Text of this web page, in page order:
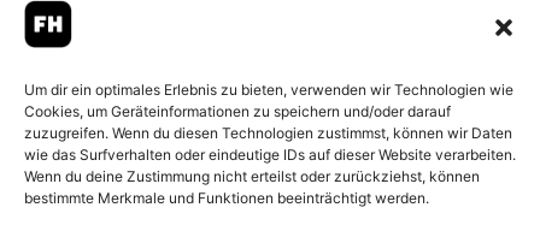
Um dir ein optimales Erlebnis zu bieten, verwenden wir Technologien wie
Cookies, um Geräteinformationen zu speichern und/oder darauf
zuzugreifen. Wenn du diesen Technologien zustimmst, können wir Daten
wie das Surfverhalten oder eindeutige IDs auf dieser Website verarbeiten.
Wenn du deine Zustimmung nicht erteilst oder zurückziehst, können
bestimmte Merkmale und Funktionen beeinträchtigt werden.
© 2007-2026 Fohlen-Hautnah.de
– Alle rechte vorbehalten.
Fohlen-Hautnah.de ist ein
offiziell eingetragenes Magazin